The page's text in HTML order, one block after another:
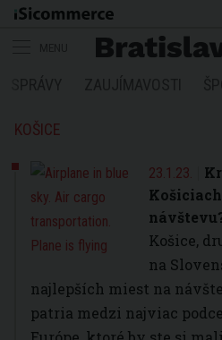
KOŠICE
23.1.23.
Košice,
na
najlepších miest na
patria medzi najviac